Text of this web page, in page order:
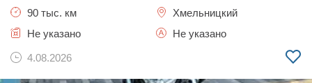
90 тыс. км
Хмельницкий
Не указано
Не указано
4.08.2026